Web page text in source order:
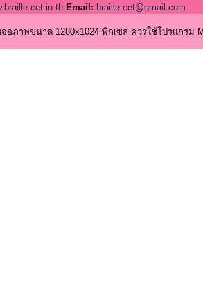
cet.in.th Email: braille.cet@gmail.com
อภาพขนาด 1280x1024 พิกเซล ควรใช้โปรแกรม